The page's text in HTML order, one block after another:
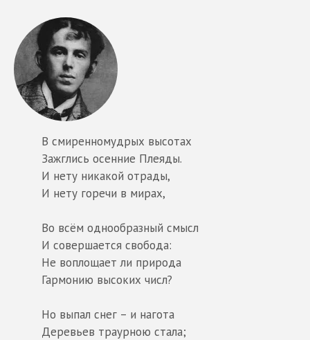
В смиренномудрых высотах
Зажглись осенние Плеяды.
И нету никакой отрады,
И нету горечи в мирах,
Во всём однообразный смысл
И совершается свобода:
Не воплощает ли природа
Гармонию высоких числ?
Но выпал снег – и нагота
Деревьев траурною стала;